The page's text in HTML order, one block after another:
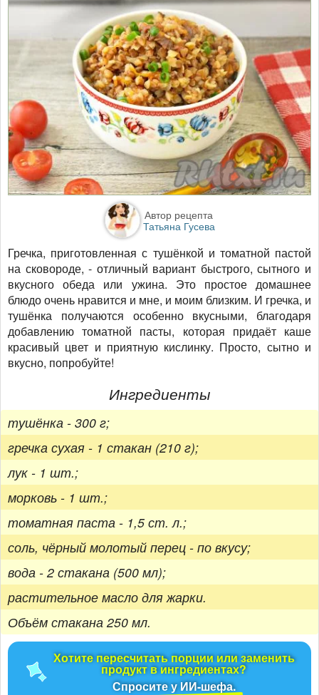
Автор рецепта
Татьяна Гусева
Гречка, приготовленная с тушёнкой и томатной пастой
на сковороде, - отличный вариант быстрого, сытного и
вкусного обеда или ужина. Это простое домашнее
блюдо очень нравится и мне, и моим близким. И гречка, и
тушёнка получаются особенно вкусными, благодаря
добавлению томатной пасты, которая придаёт каше
красивый цвет и приятную кислинку. Просто, сытно и
вкусно, попробуйте!
Ингредиенты
тушёнка - 300 г;
гречка сухая - 1 стакан (210 г);
лук - 1 шт.;
морковь - 1 шт.;
томатная паста - 1,5 ст. л.;
соль, чёрный молотый перец - по вкусу;
вода - 2 стакана (500 мл);
растительное масло для жарки.
Объём стакана 250 мл.
Хотите пересчитать порции или заменить
продукт в ингредиентах?
Спросите у ИИ-шефа.